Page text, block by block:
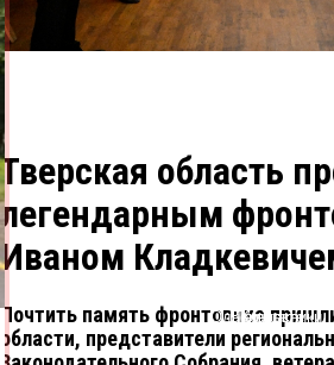
Тверская область
легендарным
Иваном
Почтить память фронтовика
области, представители
Одноклассники
ВКонтакте
X
Telegram